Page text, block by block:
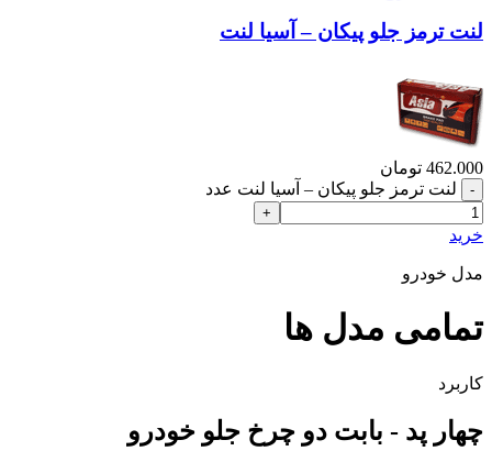
لنت ترمز جلو پیکان – آسیا لنت
462.000 تومان
لنت ترمز جلو پیکان – آسیا لنت عدد
خرید
مدل خودرو
تمامی مدل ها
کاربرد
چهار پد - بابت دو چرخ جلو خودرو